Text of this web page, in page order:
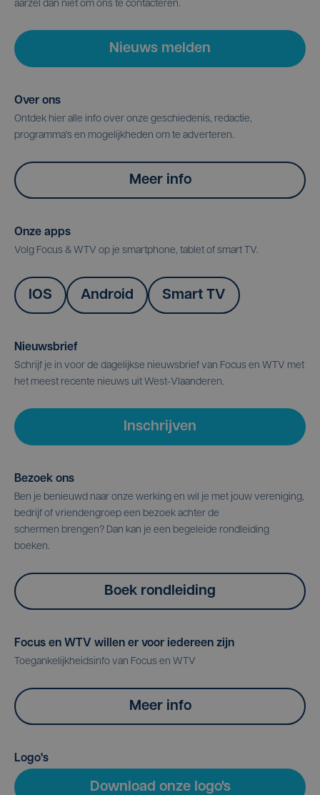
aarzel dan niet om ons te contacteren.
Nieuws melden
Over ons
Ontdek hier alle info over onze geschiedenis, redactie,
programma's en mogelijkheden om te adverteren.
Meer info
Onze apps
Volg Focus & WTV op je smartphone, tablet of smart TV.
IOS Android Smart TV
Nieuwsbrief
Schrijf je in voor de dagelijkse nieuwsbrief van Focus en WTV met
het meest recente nieuws uit West-Vlaanderen.
Inschrijven
Bezoek ons
Ben je benieuwd naar onze werking en wil je met jouw vereniging,
bedrijf of vriendengroep een bezoek achter de
schermen brengen? Dan kan je een begeleide rondleiding
boeken.
Boek rondleiding
Focus en WTV willen er voor iedereen zijn
Toegankelijkheidsinfo van Focus en WTV
Meer info
Logo's
Download onze logo's